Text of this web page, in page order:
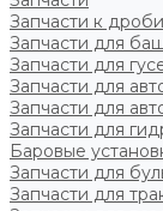
Запчасти к
Запчасти для
Запчасти для
Запчасти для
Запчасти для
Запчасти для
Баровые
Запчасти для
Запчасти для